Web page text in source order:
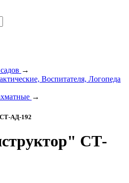
→
Воспитателя, Логопеда
→
АД-192
СТ-